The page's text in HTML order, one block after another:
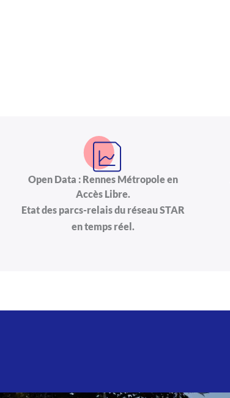
Open Data : Rennes Métropole en
Accès Libre.
Etat des parcs-relais du réseau STAR
en temps réel.